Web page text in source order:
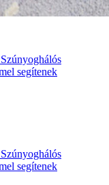
segítenek
segítenek